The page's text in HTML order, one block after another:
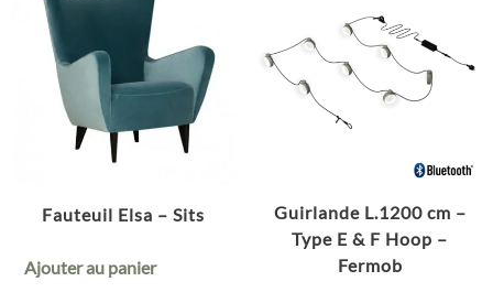
Fauteuil Elsa – Sits
Ajouter au panier
Guirlande L.1200 cm –
Type E & F Hoop –
Fermob